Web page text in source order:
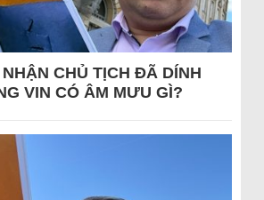
CHỦ TỊCH ĐÃ DÍNH
VIN CÓ ÂM MƯU GÌ?